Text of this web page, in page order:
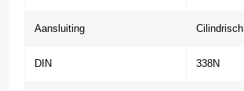
Aansluiting Cilindrisch
DIN 338N